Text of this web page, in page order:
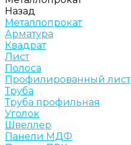
Назад
Металлопрокат
Арматура
Квадрат
Лист
Полоса
Профилированный лист
Труба
Труба профильная
Уголок
Швеллер
Панели МДФ